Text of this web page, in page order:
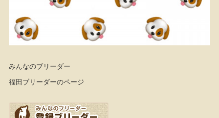
みんなのブリーダー
福田ブリーダーのページ